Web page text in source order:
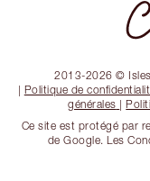
2013-2026 ©
| Politique de
générales |
Ce site est protégé par
de Google. Les